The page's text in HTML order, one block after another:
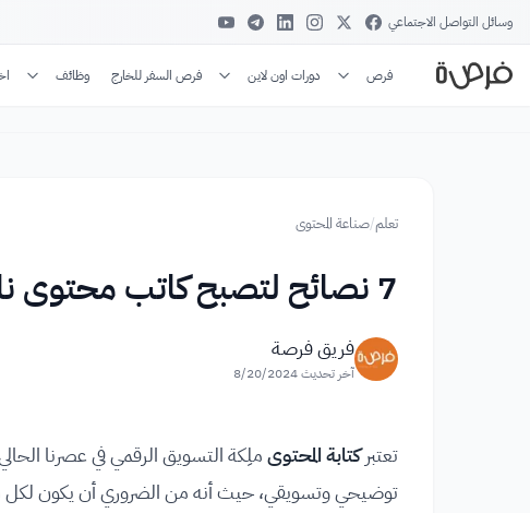
وسائل التواصل الاجتماعي
فرص دورات اون لاين فرص السفر للخارج وظائف
تعلم/صناعة المحتوى
7 نصائح لتصبح كاتب محتوى ناجح
فريق فرصة
آخر تحديث8/20/2024
تعتبركتابة المحتوىملِكة التسويق الرقمي في عصرنا
توضيحي وتسويقي، حيث أنه من الضروري أن يكون